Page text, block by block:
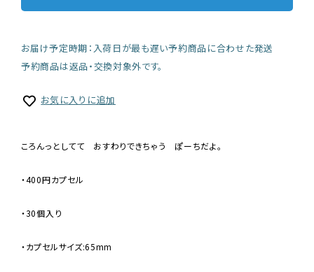
お届け予定時期：入荷日が最も遅い予約商品に合わせた発送
予約商品は返品・交換対象外です。
お気に入りに追加
ころんっとしてて おすわりできちゃう ぽーちだよ。
・400円カプセル
・30個入り
・カプセルサイズ:65mm